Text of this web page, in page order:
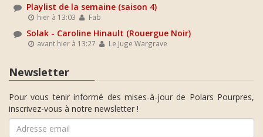
Playlist de la semaine (saison 4)
hier à 13:03 Fab
Solak - Caroline Hinault (Rouergue Noir)
avant hier à 13:27 Le Juge Wargrave
Newsletter
Pour vous tenir informé des mises-à-jour de Polars Pourpres,
inscrivez-vous à notre newsletter !